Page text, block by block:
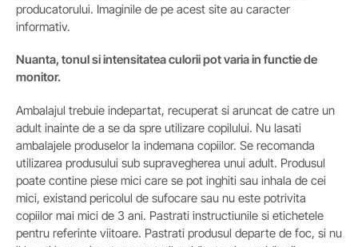
producatorului. Imaginile de pe acest site au caracter
informativ.
Nuanta, tonul si intensitatea culorii pot varia in functie de
monitor.
Ambalajul trebuie indepartat, recuperat si aruncat de catre un
adult inainte de a se da spre utilizare copilului. Nu lasati
ambalajele produselor la indemana copiilor. Se recomanda
utilizarea produsului sub supravegherea unui adult. Produsul
poate contine piese mici care se pot inghiti sau inhala de cei
mici, existand pericolul de sufocare sau nu este potrivita
copiilor mai mici de 3 ani. Pastrati instructiunile si etichetele
pentru referinte viitoare. Pastrati produsul departe de foc, si nu